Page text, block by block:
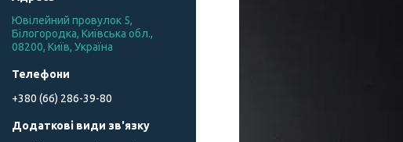
Ювілейний провулок 5,
Білогородка, Київська обл.,
08200, Київ, Україна
+380 (66) 286-39-80